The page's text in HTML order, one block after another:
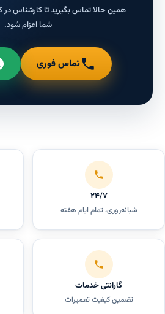
همین حالا تماس بگیرید تا کارشناس در
شما اعزام شود.
تماس فوری
۲۴/۷
شبانه‌روزی، تمام ایام هفته
گارانتی خدمات
تضمین کیفیت تعمیرات